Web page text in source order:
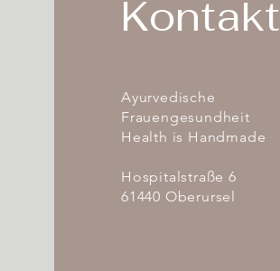
Kontakt
Ayurvedische
Frauengesundheit
Health is Handmade
Hospitalstraße 6
61440 Oberursel